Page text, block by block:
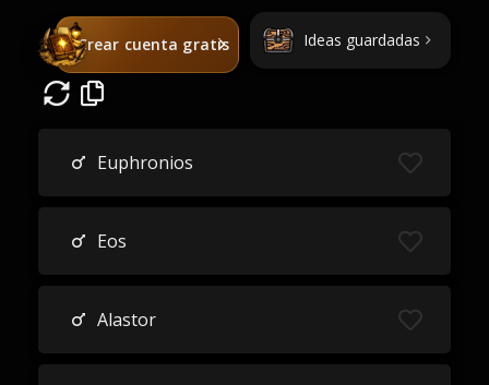
Crear cuenta gratis Ideas guardadas
Euphronios
Eos
Alastor